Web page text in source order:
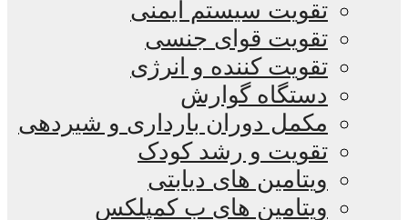
تقویت سیستم ایمنی
تقویت قوای جنسی
تقویت کننده و انرژی
دستگاه گوارش
مکمل دوران بارداری و شیردهی
تقویت و رشد کودک
ویتامین های دیابتی
ویتامین های ب کمپلکس